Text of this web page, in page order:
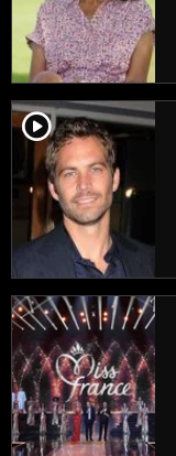
player2